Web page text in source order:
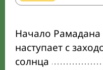
Начало Рамадана
наступает с
солнца